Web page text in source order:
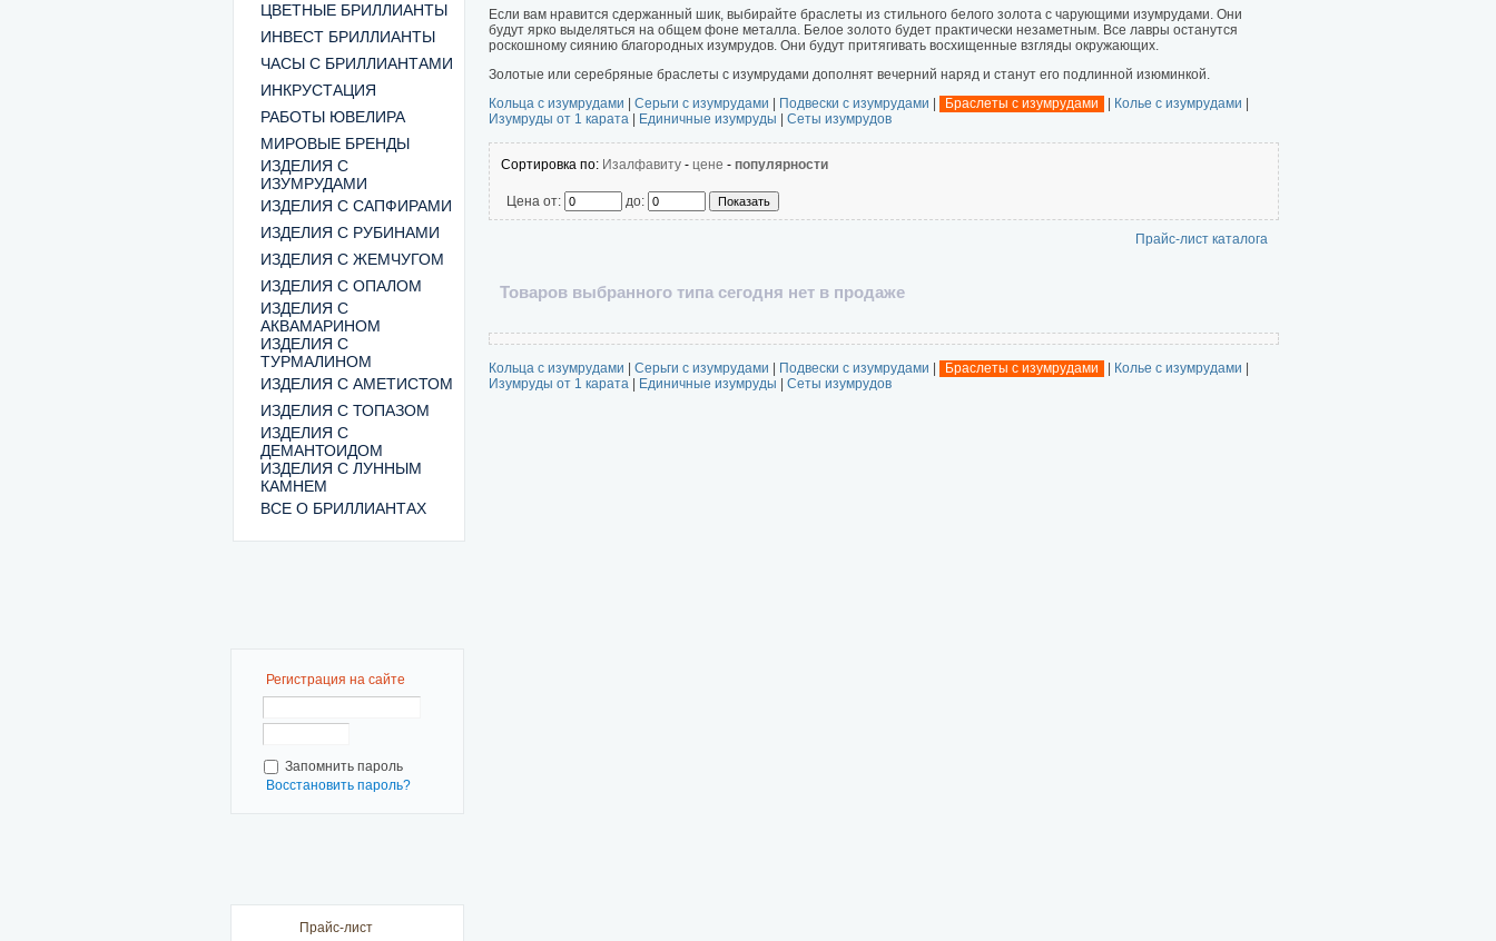
ЦВЕТНЫЕ БРИЛЛИАНТЫ
ИНВЕСТ БРИЛЛИАНТЫ
ЧАСЫ С БРИЛЛИАНТАМИ
ИНКРУСТАЦИЯ
РАБОТЫ ЮВЕЛИРА
МИРОВЫЕ БРЕНДЫ
ИЗДЕЛИЯ С
ИЗУМРУДАМИ
ИЗДЕЛИЯ С САПФИРАМИ
ИЗДЕЛИЯ С РУБИНАМИ
ИЗДЕЛИЯ С ЖЕМЧУГОМ
ИЗДЕЛИЯ С ОПАЛОМ
ИЗДЕЛИЯ С
АКВАМАРИНОМ
ИЗДЕЛИЯ С
ТУРМАЛИНОМ
ИЗДЕЛИЯ С АМЕТИСТОМ
ИЗДЕЛИЯ С ТОПАЗОМ
ИЗДЕЛИЯ С
ДЕМАНТОИДОМ
ИЗДЕЛИЯ С ЛУННЫМ
КАМНЕМ
ВСЕ О БРИЛЛИАНТАХ
Регистрация на сайте
Запомнить пароль
Восстановить пароль?
Прайс-лист
Если вам нравится сдержанный шик, выбирайте браслеты из стильного белого золота с чарующими изумрудами. Они
будут ярко выделяться на общем фоне металла. Белое золото будет практически незаметным. Все лавры останутся
роскошному сиянию благородных изумрудов. Они будут притягивать восхищенные взгляды окружающих.
Золотые или серебряные браслеты с изумрудами дополнят вечерний наряд и станут его подлинной изюминкой.
Кольца с изумрудами | Серьги с изумрудами | Подвески с изумрудами | Браслеты с изумрудами | Колье с изумрудами |
Изумруды от 1 карата | Единичные изумруды | Сеты изумрудов
Сортировка по: алфавиту - цене - популярности
Цена от: до:
Прайс-лист каталога
Товаров выбранного типа сегодня нет в продаже
Кольца с изумрудами | Серьги с изумрудами | Подвески с изумрудами | Браслеты с изумрудами | Колье с изумрудами |
Изумруды от 1 карата | Единичные изумруды | Сеты изумрудов